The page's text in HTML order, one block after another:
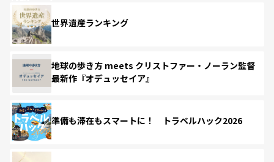
世界遺産ランキング
地球の歩き方 meets クリストファー・ノーラン監督
最新作『オデュッセイア』
準備も滞在もスマートに！ トラベルハック2026